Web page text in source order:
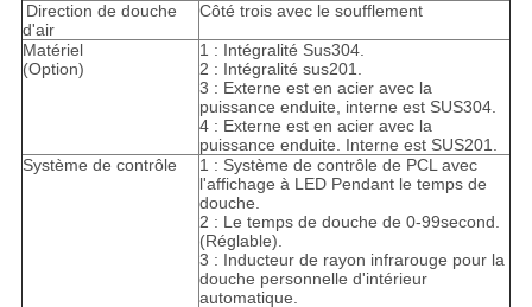
Direction de douche
d'air
Côté trois avec le soufflement
Matériel
(Option)
1 : Intégralité Sus304.
2 : Intégralité sus201.
3 : Externe est en acier avec la
puissance enduite, interne est SUS304.
4 : Externe est en acier avec la
puissance enduite. Interne est SUS201.
Système de contrôle
1 : Système de contrôle de PCL avec
l'affichage à LED Pendant le temps de
douche.
2 : Le temps de douche de 0-99second.
(Réglable).
3 : Inducteur de rayon infrarouge pour la
douche personnelle d'intérieur
automatique.